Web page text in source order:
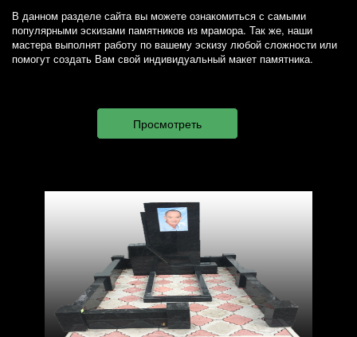
В данном разделе сайта вы можете ознакомиться с самыми
популярными эскизами памятников из мрамора. Так же, наши
мастера выполнят работу по вашему эскизу любой сложности или
помогут создать Вам свой индивидуальный макет памятника.